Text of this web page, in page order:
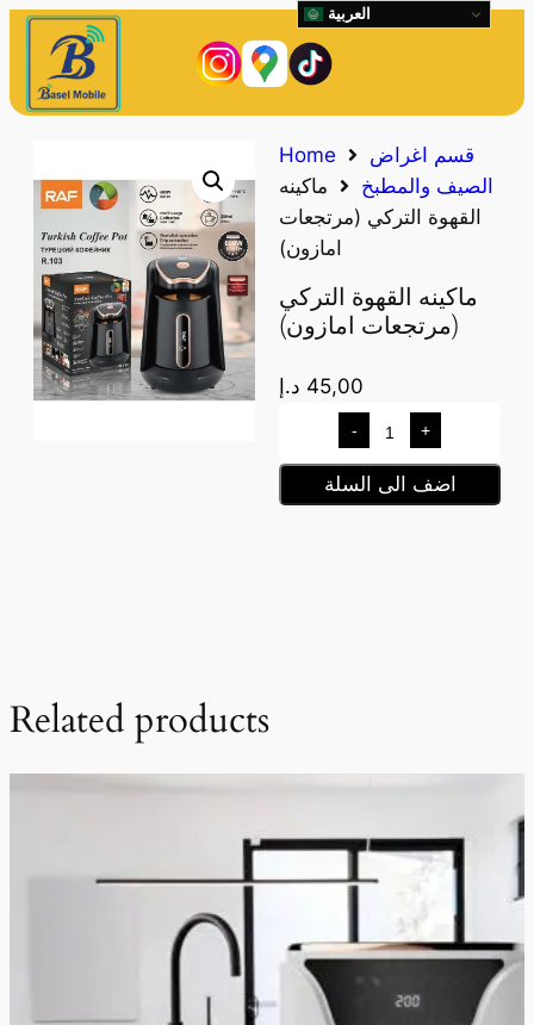
Home
قسم اغراض
الصيف والمطبخ
ماكينه
القهوة التركي (مرتجعات
امازون)
ماكينه القهوة التركي
(مرتجعات امازون)
45,00 د.إ
- +
اضف الى السلة
Related products
العربية